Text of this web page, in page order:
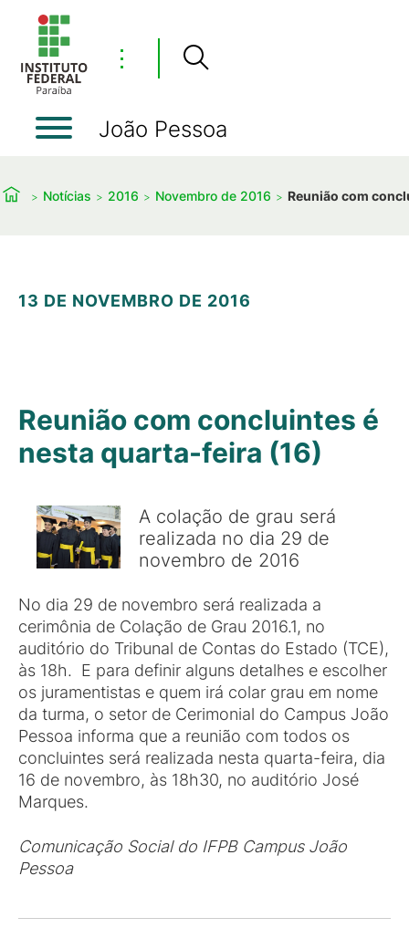
⋮
João Pessoa
Notícias 2016 Novembro de 2016 Reunião com
13 DE NOVEMBRO DE 2016
Reunião com concluintes é
nesta quarta-feira (16)
A colação de grau será
realizada no dia 29 de
novembro de 2016
No dia 29 de novembro será realizada a
cerimônia de Colação de Grau 2016.1, no
auditório do Tribunal de Contas do Estado (TCE),
às 18h. E para definir alguns detalhes e escolher
os juramentistas e quem irá colar grau em nome
da turma, o setor de Cerimonial do Campus João
Pessoa informa que a reunião com todos os
concluintes será realizada nesta quarta-feira, dia
16 de novembro, às 18h30, no auditório José
Marques.
Comunicação Social do IFPB Campus João
Pessoa